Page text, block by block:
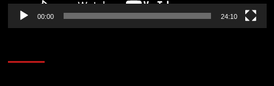
00:00 24:10